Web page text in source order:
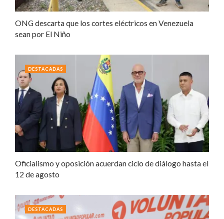
ONG descarta que los cortes eléctricos en Venezuela
sean por El Niño
Oficialismo y oposición acuerdan ciclo de diálogo hasta el
12 de agosto
DESTACADAS
DESTACADAS